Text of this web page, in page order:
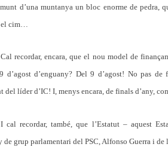
d’una muntanya un bloc enorme de pedra,
cim…
Cal recordar, encara, que el nou model de
d’agost d’enguany? Del 9 d’agost! No pas de
del líder d’IC! I, menys encara, de finals d’any,
I cal recordar, també, que l’Estatut – aquest
de grup parlamentari del PSC, Alfonso Guerra i de